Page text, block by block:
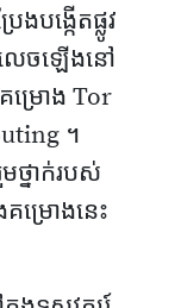
ងបង្កើតផ្លូវ
លេចឡើងនៅ
ម្រោង Tor
។
ថ្នាក់របស់
ម្រោងនេះ